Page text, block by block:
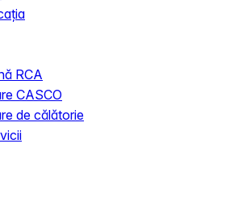
RCA
CASCO
de călătorie